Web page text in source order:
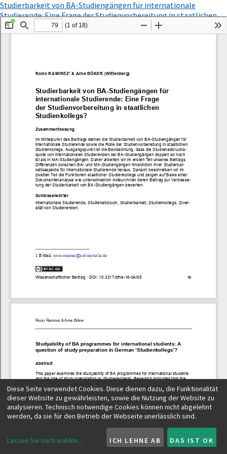
Zu
Artikeldetails
zurückkehren
Studierbarkeit von BA-Studiengängen für internationale
Studierende: Eine Frage der Studienvorbereitung in staatlichen
Studienkollegs?
Herunterladen
herunterladen
Diese Seite verwendet Cookies. Diese dienen dazu, die Funktionalität
dieser Website zu gewährleisten, sowie die Nutzung der Website zu
analysieren. Technisch notwendige Cookies können nicht abgelehnt
werden, da sie für den Betrieb der Webseite unerlässlich sind.
Lassen Sie mich wählen... ICH LEHNE AB DAS IST OK